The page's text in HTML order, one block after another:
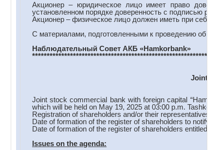
Акционер – юридическое лицо имеет право
установленном порядке доверенность с подписью
Акционер – физическое лицо должен иметь при себе
С материалами, подготовленными к проведению
Наблюдательный Совет АКБ «Hamkorbank»
Joint
Joint stock commercial bank with foreign capital
which will be held on May 19, 2025 at 03:00 p.m.
Registration of shareholders and/or their representatives
Date of formation of the register of shareholders to notify
Date of formation of the register of shareholders entitled
Issues on the agenda: